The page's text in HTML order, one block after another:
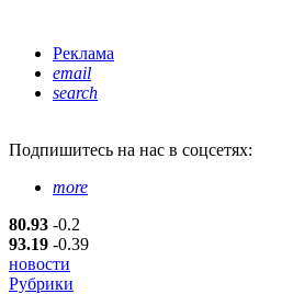
Реклама
email
search
Подпишитесь на нас в соцсетях:
more
80.93 -0.2
93.19 -0.39
новости
Рубрики